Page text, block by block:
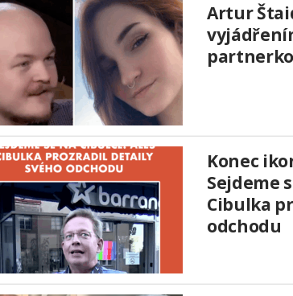
Artur
Konec
Sejdeme
Cibulka
odchodu